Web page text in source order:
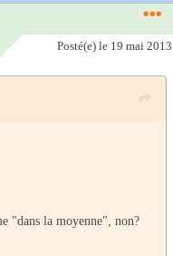
Posté(e) le 19 mai 2013
"dans la moyenne", non?